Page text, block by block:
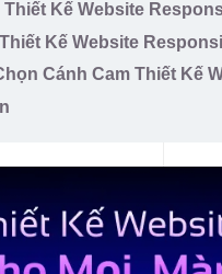
Thiết Kế Website
Kế Website
Cánh Cam Thiết Kế